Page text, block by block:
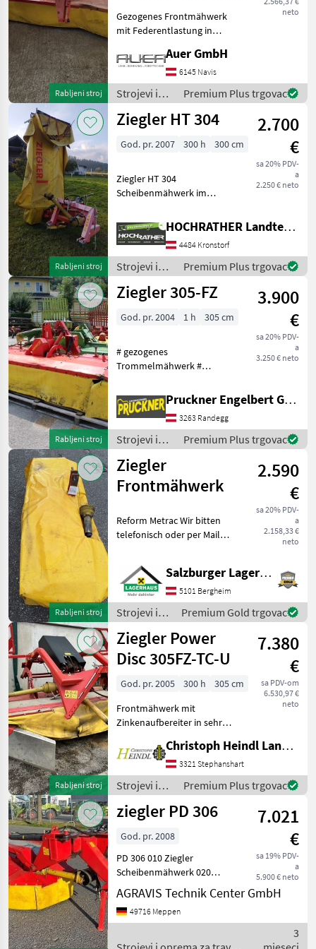
Rabljeni stroj
neto
Gezogenes Frontmähwerk
mit Federentlastung in
Arbeitsbreite 7
Mähscheiben mit außen
Schwadkegel
Zinkenaufbereiter Grede za
kosilicu: Diskovi, Pre
Auer GmbH
6145 Navis
Strojevi i
oprema za
travu i
Ziegler
Premium Plus trgovac
Rabljeni stroj
Ziegler HT 304
2.700
€
sa 20% PDV-
a
2.250 € neto
God. pr. 2007 300 h 300 cm
Ziegler HT 304
Scheibenmähwerk im
Ausstattung: - Bj 2007 - mit
Gelenkwelle - mit hydr.
Klappung (1 EW
erforderlich) - mit 7
Mähscheib
HOCHRATHER Landtechnik GmbH
4484 Kronstorf
Strojevi i
oprema za
travu i
Ziegler
Premium Plus trgovac
Rabljeni stroj
Ziegler 305-FZ
3.900
€
sa 20% PDV-
a
3.250 € neto
God. pr. 2004 1 h 305 cm
# gezogenes
Trommelmähwerk #
Entlastung über 2
Hydraulikzylinder (1x ew
mit Schwimmstellung
erforderlich) # Eigengewicht
895kg # Pendelb
Pruckner Engelbert GmbH
3263 Randegg
Strojevi i
oprema za
travu i
baliranje /
Ziegler
Premium Plus trgovac
Rabljeni stroj
Ziegler
Frontmähwerk
2.590
€
sa 20% PDV-
a
2.158,33 €
neto
Reform Metrac Wir bitten
telefonisch oder per Mail
ausreichend Zeit für die
Beratung und eventuell
einer Probefahrt für Sie zu
reserv
Salzburger Lagerhaus-Technik
5101 Bergheim
Strojevi i
oprema za
travu i
baliranje /
Ziegler
Premium Gold trgovac
Rabljeni stroj
Ziegler Power
Disc 305FZ-TC-U
7.380
€
sa PDV-om
6.530,97 €
neto
God. pr. 2005 300 h
305 cm
Frontmähwerk mit
Zinkenaufbereiter in sehr
Aufbereiterzinken aus
Kunststoff - exakte und
gute Bodenanpassung
durch speziellen
Anbaubock - Sehr
Christoph Heindl Landtechnik GmbH, Stephanshart
3321 Stephanshart
Strojevi i
oprema za
travu i
Ziegler
Premium Plus trgovac
ziegler PD 306
7.021
€
sa 19% PDV-
a
5.900 € neto
God. pr. 2008
PD 306 010 Ziegler
Scheibenmähwerk 020
Arbeitsbreite: 3m 030 Heck-
Anbau 040 Gelenkwelle 050
Bedienterminal 060
Hydraulisch 070
AGRAVIS Technik Center GmbH
49716 Meppen
3